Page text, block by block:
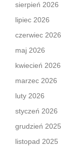
sierpień 2026
lipiec 2026
czerwiec 2026
maj 2026
kwiecień 2026
marzec 2026
luty 2026
styczeń 2026
grudzień 2025
listopad 2025